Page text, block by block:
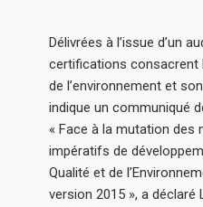
Délivrées à l’issue d’un
certifications consacrent
de l’environnement et
indique un communiqué
« Face à la mutation
impératifs de
Qualité et de
version 2015 », a